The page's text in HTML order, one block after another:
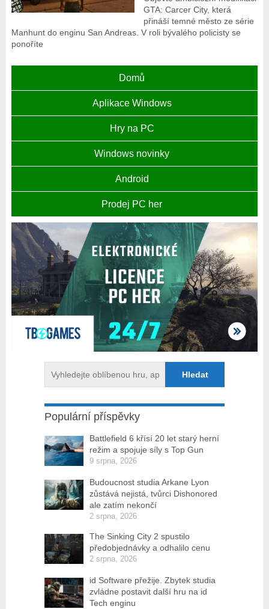
GTA: Carcer City, která
přináší temné město ze série
Manhunt do enginu San Andreas. V roli bývalého policisty se
ponoříte
Domů
Aplikace Windows
Hry na PC
Windows novinky
Android
Prodej PC her
Populární příspěvky
Battlefield 6 křísí 20 let starý herní
režim a spojuje síly s Top Gun
9 srpna, 2026
Budoucnost studia Arkane Lyon
zůstává nejistá, tvůrci Dishonored
ale zatím nekončí
2 srpna, 2026
The Sinking City 2 spustilo
předobjednávky a odhalilo cenu
2 srpna, 2026
id Software přežije. Zbytek studia
zvládne postavit další hru na id
Tech enginu